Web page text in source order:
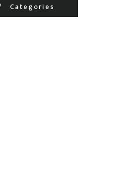
Categories